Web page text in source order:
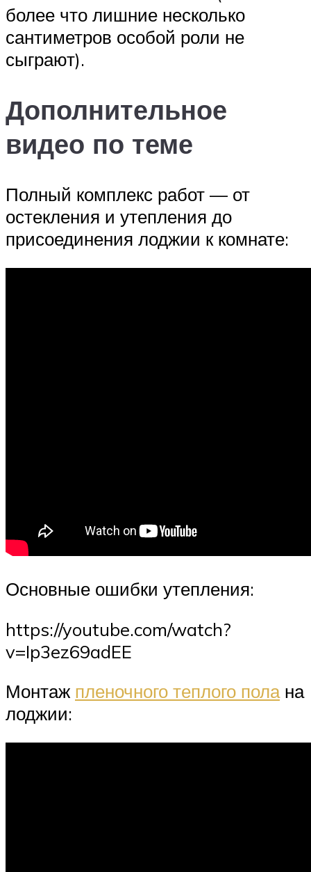
более что лишние несколько
сантиметров особой роли не
сыграют).
Дополнительное
видео по теме
Полный комплекс работ — от
остекления и утепления до
присоединения лоджии к комнате:
Основные ошибки утепления:
https://youtube.com/watch?
v=Ip3ez69adEE
Монтаж пленочного теплого полана
лоджии: